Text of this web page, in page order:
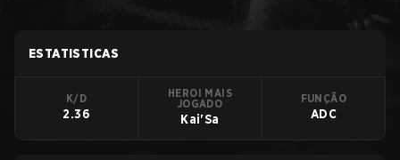
ESTATISTICAS
K/D
2.36
HEROI MAIS
JOGADO
Kai'Sa
FUNÇÃO
ADC